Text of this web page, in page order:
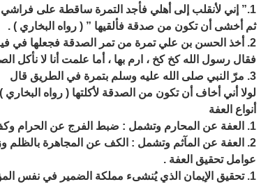
1.” إني لأنقلب إلى أهلي فأجد التمرة ساقطة على فراشي ، ثم أرفعها لآكلها
ثم أخشى أن تكون من صدقة فألقيها ” ( رواه البخاري ) .
2. أخذ الحسن بن علي تمرة من تمر الصدقة فجعلها في فيه ،
فقال رسول الله كخ كخ ، ارم بها ، أما علمت أنا لا نأكل
3. مرّ النبي صلى الله عليه وسلم بتمرة في الطريق قال
لولا أني أخاف أن تكون من الصدقة لأكلتها ( رواه البخاري
أنواع العفة
1. العفة عن المحارم وتشمل : ضبط الفرج عن الحرام وكف اللسان عن الأعراض .
2. العفة عن المآثم وتشمل : الكف عن المجاهرة بالظلم وزجر النفس عن الإسرار بالخيانة
عوامل تحقيق العفة .
1. تحقيق الإيمان الذي يُنشىء مملكة الضمير في نفس المؤمن فيستحضر